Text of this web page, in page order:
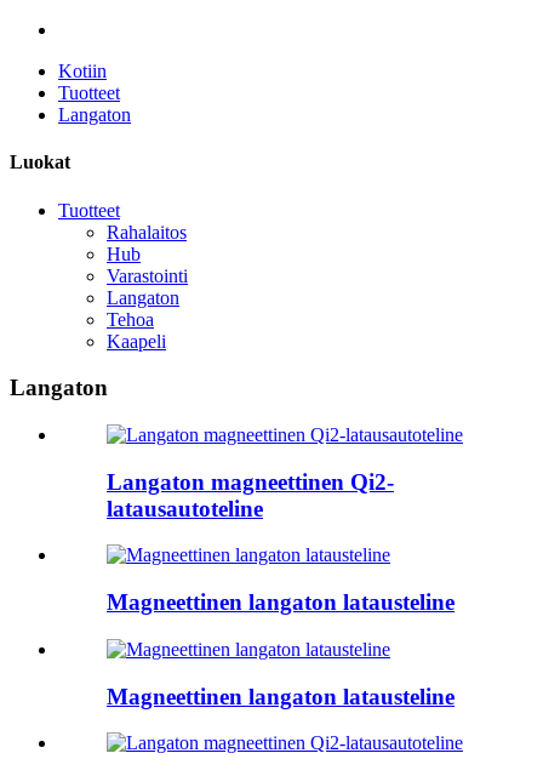
Kotiin
Tuotteet
Langaton
Luokat
Tuotteet
Rahalaitos
Hub
Varastointi
Langaton
Tehoa
Kaapeli
Langaton
Langaton magneettinen Qi2-
latausautoteline
Magneettinen langaton latausteline
Magneettinen langaton latausteline